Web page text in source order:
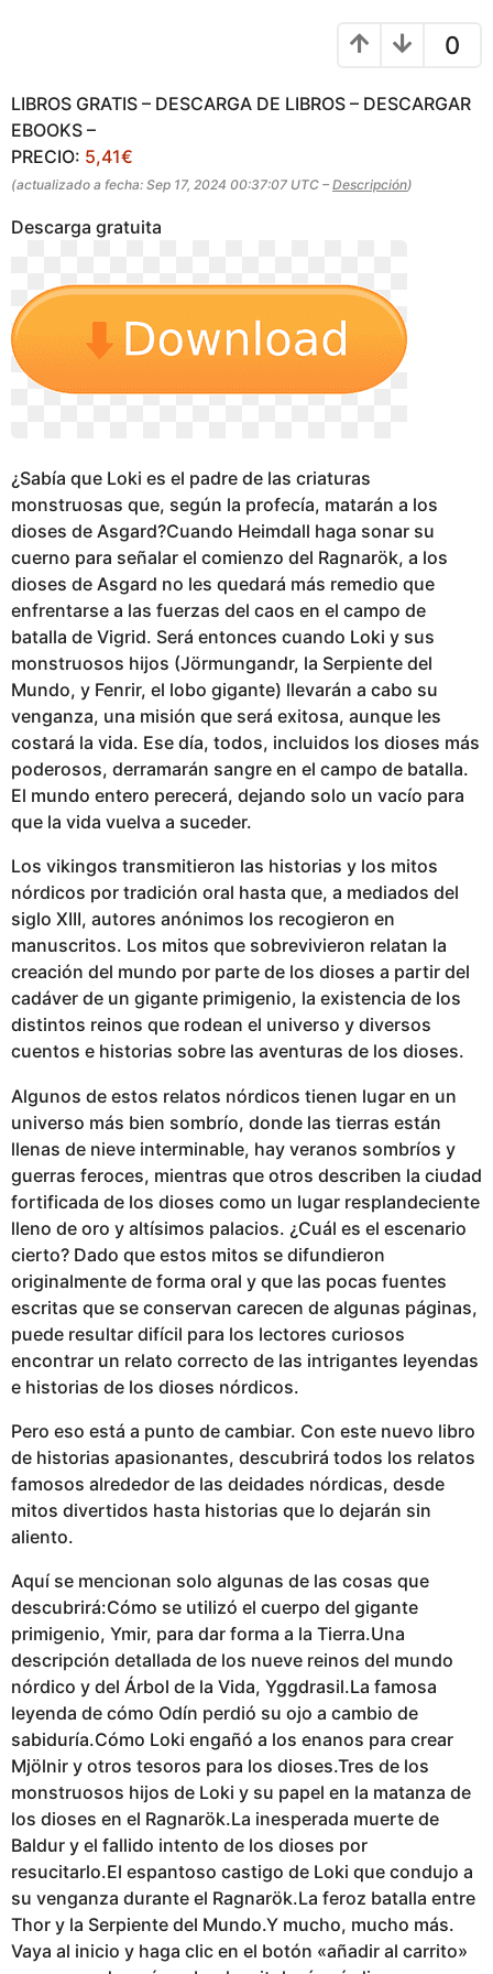
0
LIBROS GRATIS – DESCARGA DE LIBROS – DESCARGAR
EBOOKS –
PRECIO: 5,41€
(actualizado a fecha: Sep 17, 2024 00:37:07 UTC – Descripción)
Descarga gratuita
¿Sabía que Loki es el padre de las criaturas
monstruosas que, según la profecía, matarán a los
dioses de Asgard?Cuando Heimdall haga sonar su
cuerno para señalar el comienzo del Ragnarök, a los
dioses de Asgard no les quedará más remedio que
enfrentarse a las fuerzas del caos en el campo de
batalla de Vigrid. Será entonces cuando Loki y sus
monstruosos hijos (Jörmungandr, la Serpiente del
Mundo, y Fenrir, el lobo gigante) llevarán a cabo su
venganza, una misión que será exitosa, aunque les
costará la vida. Ese día, todos, incluidos los dioses más
poderosos, derramarán sangre en el campo de batalla.
El mundo entero perecerá, dejando solo un vacío para
que la vida vuelva a suceder.
Los vikingos transmitieron las historias y los mitos
nórdicos por tradición oral hasta que, a mediados del
siglo XIII, autores anónimos los recogieron en
manuscritos. Los mitos que sobrevivieron relatan la
creación del mundo por parte de los dioses a partir del
cadáver de un gigante primigenio, la existencia de los
distintos reinos que rodean el universo y diversos
cuentos e historias sobre las aventuras de los dioses.
Algunos de estos relatos nórdicos tienen lugar en un
universo más bien sombrío, donde las tierras están
llenas de nieve interminable, hay veranos sombríos y
guerras feroces, mientras que otros describen la ciudad
fortificada de los dioses como un lugar resplandeciente
lleno de oro y altísimos palacios. ¿Cuál es el escenario
cierto? Dado que estos mitos se difundieron
originalmente de forma oral y que las pocas fuentes
escritas que se conservan carecen de algunas páginas,
puede resultar difícil para los lectores curiosos
encontrar un relato correcto de las intrigantes leyendas
e historias de los dioses nórdicos.
Pero eso está a punto de cambiar. Con este nuevo libro
de historias apasionantes, descubrirá todos los relatos
famosos alrededor de las deidades nórdicas, desde
mitos divertidos hasta historias que lo dejarán sin
aliento.
Aquí se mencionan solo algunas de las cosas que
descubrirá:Cómo se utilizó el cuerpo del gigante
primigenio, Ymir, para dar forma a la Tierra.Una
descripción detallada de los nueve reinos del mundo
nórdico y del Árbol de la Vida, Yggdrasil.La famosa
leyenda de cómo Odín perdió su ojo a cambio de
sabiduría.Cómo Loki engañó a los enanos para crear
Mjölnir y otros tesoros para los dioses.Tres de los
monstruosos hijos de Loki y su papel en la matanza de
los dioses en el Ragnarök.La inesperada muerte de
Baldur y el fallido intento de los dioses por
resucitarlo.El espantoso castigo de Loki que condujo a
su venganza durante el Ragnarök.La feroz batalla entre
Thor y la Serpiente del Mundo.Y mucho, mucho más.
Vaya al inicio y haga clic en el botón «añadir al carrito»